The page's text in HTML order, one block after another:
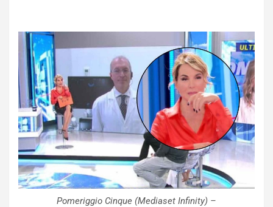
Pomeriggio Cinque (Mediaset Infinity) –